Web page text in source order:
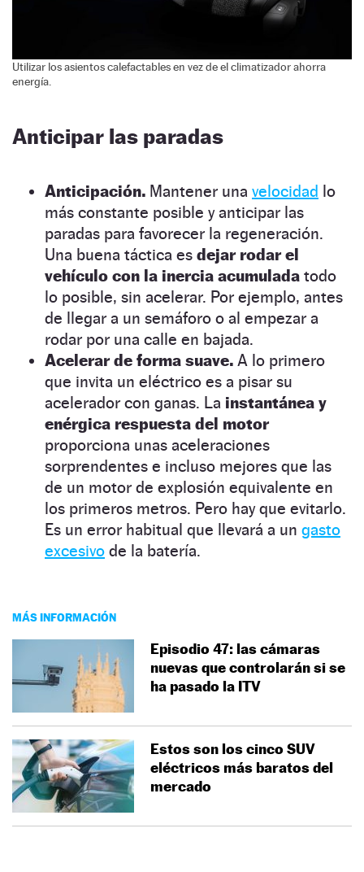
Utilizar los asientos calefactables en vez de el climatizador ahorra
energía.
Anticipar las paradas
Anticipación. Mantener una velocidad lo
más constante posible y anticipar las
paradas para favorecer la regeneración.
Una buena táctica es dejar rodar el
vehículo con la inercia acumulada todo
lo posible, sin acelerar. Por ejemplo, antes
de llegar a un semáforo o al empezar a
rodar por una calle en bajada.
Acelerar de forma suave. A lo primero
que invita un eléctrico es a pisar su
acelerador con ganas. La instantánea y
enérgica respuesta del motor
proporciona unas aceleraciones
sorprendentes e incluso mejores que las
de un motor de explosión equivalente en
los primeros metros. Pero hay que evitarlo.
Es un error habitual que llevará a un gasto
excesivo de la batería.
MÁS INFORMACIÓN
Episodio 47: las cámaras
nuevas que controlarán si se
ha pasado la ITV
Estos son los cinco SUV
eléctricos más baratos del
mercado